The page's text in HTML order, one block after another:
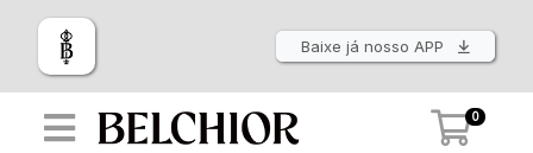
Baixe já nosso APP
0